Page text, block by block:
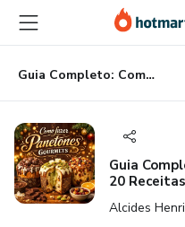
para
conteúdo
principal
para
pagamento
para
rodapé
Guia Completo: Como Fazer Panetones e 20 Receitas de Panetones Gourmet
Guia
20
Alcides